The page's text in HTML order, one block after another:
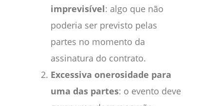
imprevisível: algo que não
poderia ser previsto pelas
partes no momento da
assinatura do contrato.
Excessiva onerosidade para
uma das partes: o evento deve